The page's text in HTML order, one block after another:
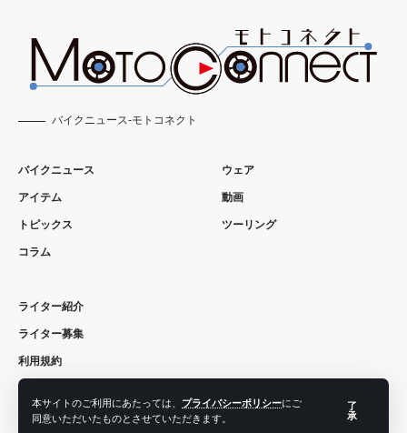
本サイトのご利用にあたっては、 プライバシーポリシーにご
同意いただいたものとさせていただきます。
了
承
バイクニュース-モトコネクト
バイクニュース
アイテム
トピックス
コラム
ウェア
動画
ツーリング
ライター紹介
ライター募集
利用規約
お問い合わせ
Moto Connectとは？